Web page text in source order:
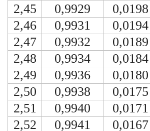
2,45
0,9929
0,0198
2,46
0,9931
0,0194
2,47
0,9932
0,0189
2,48
0,9934
0,0184
2,49
0,9936
0,0180
2,50
0,9938
0,0175
2,51
0,9940
0,0171
2,52
0,9941
0,0167